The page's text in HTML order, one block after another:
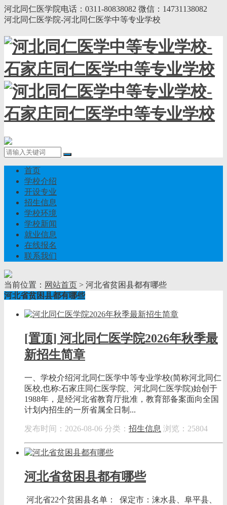
河北同仁医学院电话：0311-80838082 微信：14731138082
河北同仁医学院-河北同仁医学中等专业学校
首页
学校介绍
开设专业
招生信息
学校环境
学校新闻
就业信息
在线报名
联系我们
当前位置： 网站首页 > 河北省贫困县都有哪些
河北省贫困县都有哪些
[置顶] 河北同仁医学院2026年秋季最
新招生简章
一、学校介绍河北同仁医学中等专业学校(简称河北同仁
医校,也称:石家庄同仁医学院、河北同仁医学院)始创于
1988年，是经河北省教育厅批准，教育部备案面向全国
计划内招生的一所省属全日制...
发布时间：2026-08-06 分类： 招生信息 浏览：25804
河北省贫困县都有哪些
河北省22个贫困县名单： 保定市：涞水县、阜平县、